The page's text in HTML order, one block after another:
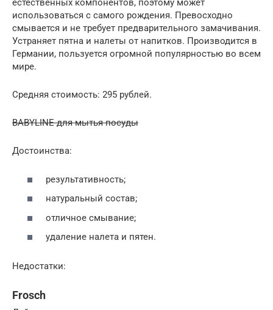
естественных компонентов, поэтому может
использоваться с самого рождения. Превосходно
смывается и не требует предварительного замачивания.
Устраняет пятна и налеты от напитков. Производится в
Германии, пользуется огромной популярностью во всем
мире.
Средняя стоимость: 295 рублей.
BABYLINE для мытья посуды
Достоинства:
результативность;
натуральный состав;
отличное смывание;
удаление налета и пятен.
Недостатки:
Frosch